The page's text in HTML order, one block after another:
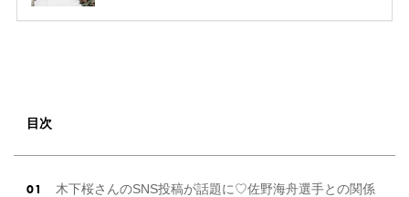
目次
木下桜さんのSNS投稿が話題に♡佐野海舟選手との関係